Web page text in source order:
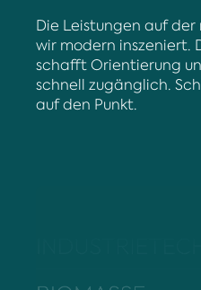
Die Leistungen auf
wir modern inszeniert.
schafft Orientierung
schnell zugänglich.
auf den Punkt.